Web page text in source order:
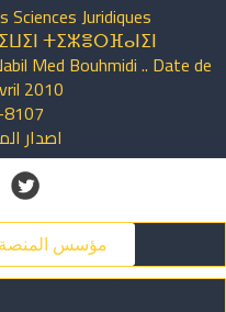
Juridiques
ⵜⵉⵣⴻⵔⴼⴰⵏⵉⵏ
Med Bouhmidi .. Date de
2010
اصدار
THE FOUNDER - مؤسس المنصة